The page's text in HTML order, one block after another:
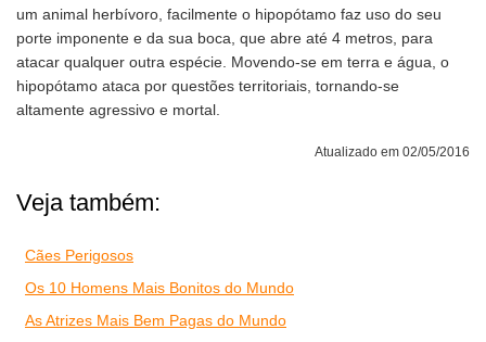
um animal herbívoro, facilmente o hipopótamo faz uso do seu
porte imponente e da sua boca, que abre até 4 metros, para
atacar qualquer outra espécie. Movendo-se em terra e água, o
hipopótamo ataca por questões territoriais, tornando-se
altamente agressivo e mortal.
Atualizado em 02/05/2016
Veja também:
Cães Perigosos
Os 10 Homens Mais Bonitos do Mundo
As Atrizes Mais Bem Pagas do Mundo